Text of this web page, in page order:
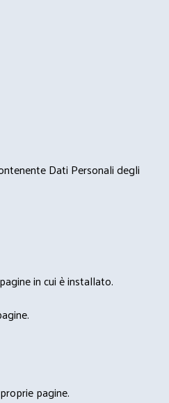
Dati Personali degli
in cui è installato.
pagine.